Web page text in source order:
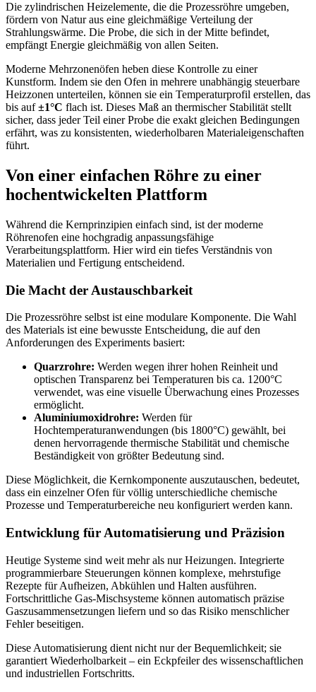
Die zylindrischen Heizelemente, die die Prozessröhre umgeben,
fördern von Natur aus eine gleichmäßige Verteilung der
Strahlungswärme. Die Probe, die sich in der Mitte befindet,
empfängt Energie gleichmäßig von allen Seiten.
Moderne Mehrzonenöfen heben diese Kontrolle zu einer
Kunstform. Indem sie den Ofen in mehrere unabhängig steuerbare
Heizzonen unterteilen, können sie ein Temperaturprofil erstellen, das
bis auf±1°C flach ist. Dieses Maß an thermischer Stabilität stellt
sicher, dass jeder Teil einer Probe die exakt gleichen Bedingungen
erfährt, was zu konsistenten, wiederholbaren Materialeigenschaften
führt.
Von einer einfachen Röhre zu einer
hochentwickelten Plattform
Während die Kernprinzipien einfach sind, ist der moderne
Röhrenofen eine hochgradig anpassungsfähige
Verarbeitungsplattform. Hier wird ein tiefes Verständnis von
Materialien und Fertigung entscheidend.
Die Macht der Austauschbarkeit
Die Prozessröhre selbst ist eine modulare Komponente. Die Wahl
des Materials ist eine bewusste Entscheidung, die auf den
Anforderungen des Experiments basiert:
Quarzrohre: Werden wegen ihrer hohen Reinheit und
optischen Transparenz bei Temperaturen bis ca. 1200°C
verwendet, was eine visuelle Überwachung eines Prozesses
ermöglicht.
Aluminiumoxidrohre: Werden für
Hochtemperaturanwendungen (bis 1800°C) gewählt, bei
denen hervorragende thermische Stabilität und chemische
Beständigkeit von größter Bedeutung sind.
Diese Möglichkeit, die Kernkomponente auszutauschen, bedeutet,
dass ein einzelner Ofen für völlig unterschiedliche chemische
Prozesse und Temperaturbereiche neu konfiguriert werden kann.
Entwicklung für Automatisierung und Präzision
Heutige Systeme sind weit mehr als nur Heizungen. Integrierte
programmierbare Steuerungen können komplexe, mehrstufige
Rezepte für Aufheizen, Abkühlen und Halten ausführen.
Fortschrittliche Gas-Mischsysteme können automatisch präzise
Gaszusammensetzungen liefern und so das Risiko menschlicher
Fehler beseitigen.
Diese Automatisierung dient nicht nur der Bequemlichkeit; sie
garantiert Wiederholbarkeit – ein Eckpfeiler des wissenschaftlichen
und industriellen Fortschritts.